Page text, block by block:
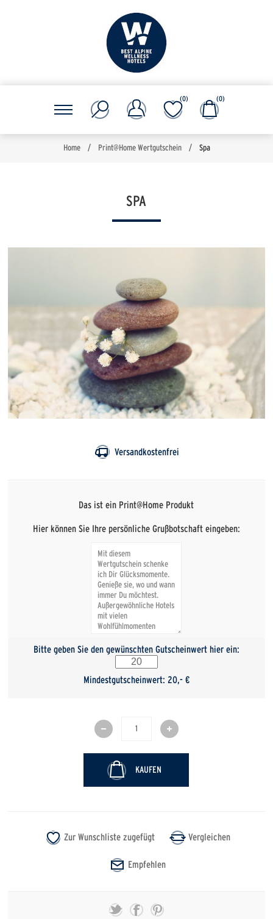
(0) (0)
Home / Print@Home Wertgutschein / Spa
SPA
Versandkostenfrei
Das ist ein Print@Home Produkt
Hier können Sie Ihre persönliche Grußbotschaft eingeben:
Bitte geben Sie den gewünschten Gutscheinwert hier ein:
Mindestgutscheinwert: 20,- €
KAUFEN